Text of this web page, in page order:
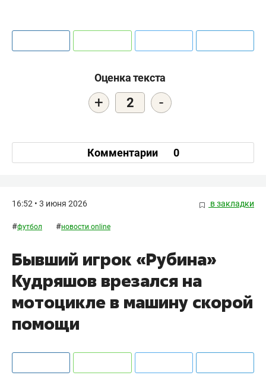
Оценка текста
+ 2 -
Комментарии 0
16:52 • 3 июня 2026 в закладки
#футбол #новости online
Бывший игрок «Рубина»
Кудряшов врезался на
мотоцикле в машину скорой
помощи